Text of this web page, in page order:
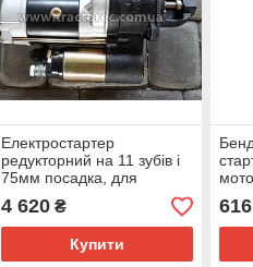
Електростартер
редукторний на 11 зубів і
75мм посадка, для
двигунів мотоблока R190,
R192, R195, S1100.
4 620₴
Купити
616